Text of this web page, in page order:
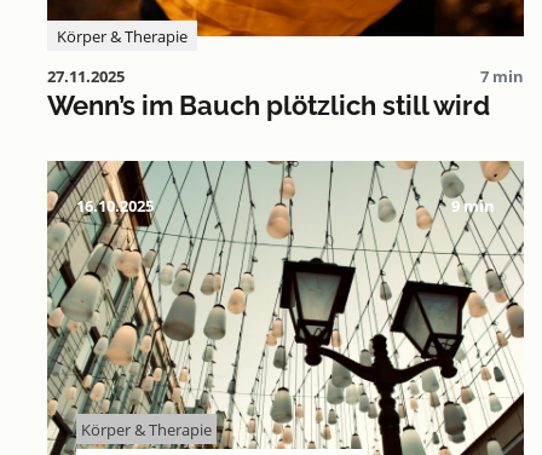
Körper & Therapie
27.11.2025
7 min
Wenn’s im Bauch plötzlich still wird
16.10.2025 9 min
Körper & Therapie